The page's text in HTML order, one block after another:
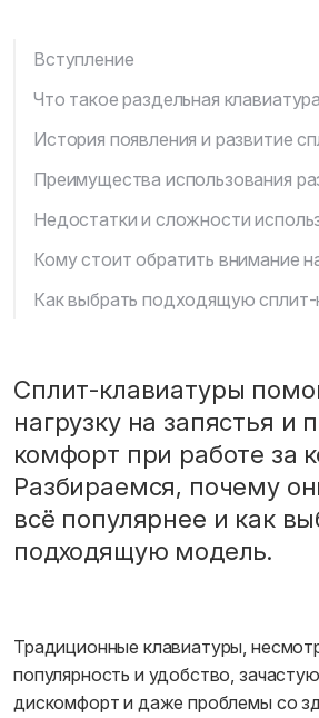
Сплит-клавиатуры
нагрузку на запястья и
комфорт при работе за
Разбираемся, почему
всё популярнее и как
подходящую модель.
Традиционные клавиатуры,
популярность и удобство,
дискомфорт и даже проблемы со
Вступление
Что такое раздельная
История появления и развитие
Недостатки и сложности
Как выбрать подходящую сплит-